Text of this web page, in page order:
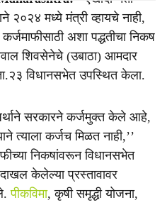
२०२४ मध्ये मंत्री व्हायचे नाही,
अशा पद्धतीचा निकष
शिवसेनेचे (उबाठा) आमदार
विधानसभेत उपस्थित केला.
अर्थाने सरकारने कर्जमुक्त केले आहे,
त्याला कर्जच मिळत नाही,’’
निकषांवरून विधानसभेत
केलेल्या प्रस्तावावर
पीकविमा, कृषी समृद्धी योजना,